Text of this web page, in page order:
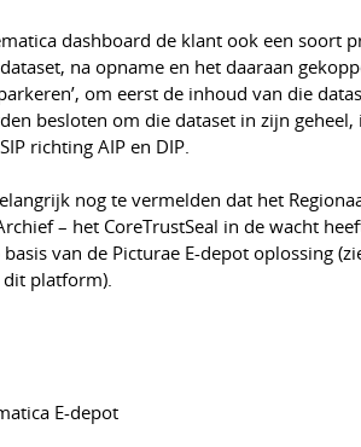
dashboard de klant ook een soort
na opname en het daaraan
om eerst de inhoud van die
besloten om die dataset in zijn
richting AIP en DIP.
nog te vermelden dat het
– het CoreTrustSeal in de wacht
van de Picturae E-depot oplossing
platform).
E-depot